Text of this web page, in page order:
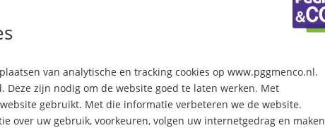
van analytische en tracking cookies op www.pggmenco.nl.
Deze zijn nodig om de website goed te laten werken. Met
gebruikt. Met die informatie verbeteren we de website.
over uw gebruik, voorkeuren, volgen uw internetgedrag en maken